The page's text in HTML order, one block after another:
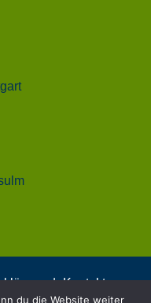
| Kontakt
du die Website weiter